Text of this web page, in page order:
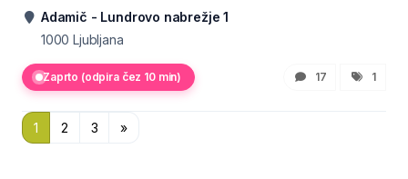
Adamič - Lundrovo nabrežje 1
1000 Ljubljana
Zaprto (odpira čez 10 min) 17 1
1 2 3 »